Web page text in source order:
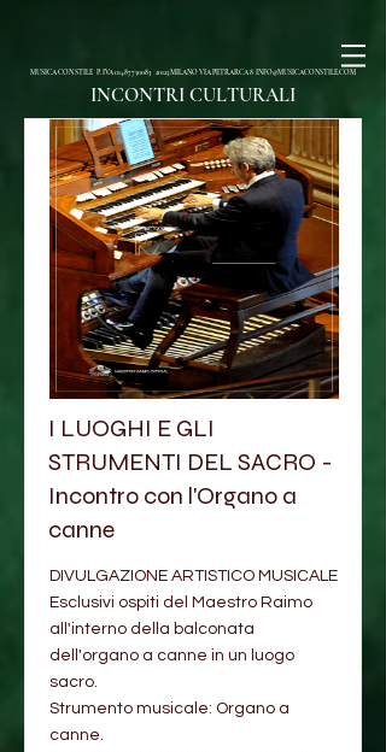
MUSICA CON STILE P. IVA01487750083 20123 MILANO VIA PETRARCA 8 INFO@MUSICACONSTILE.COM
INCONTRI CULTURALI
I LUOGHI E GLI
STRUMENTI DEL SACRO -
Incontro con l'Organo a
canne
DIVULGAZIONE ARTISTICO MUSICALE
Esclusivi ospiti del Maestro Raimo
all'interno della balconata
dell'organo a canne in un luogo
sacro.
Strumento musicale: Organo a
canne.